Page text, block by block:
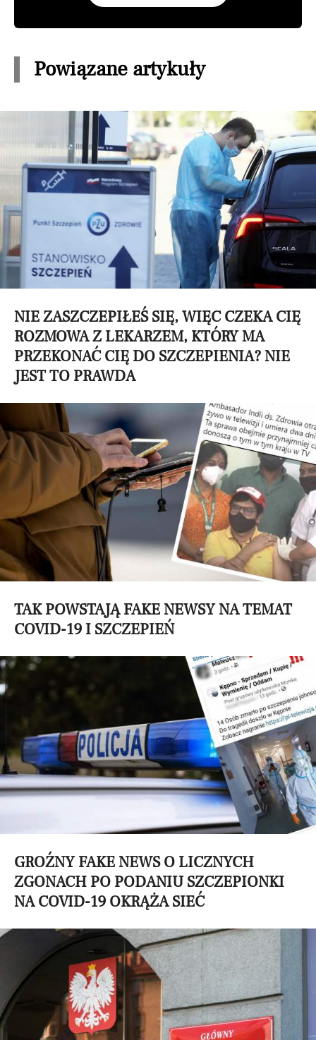
Powiązane artykuły
NIE ZASZCZEPIŁEŚ SIĘ, WIĘC CZEKA CIĘ
ROZMOWA Z LEKARZEM, KTÓRY MA
PRZEKONAĆ CIĘ DO SZCZEPIENIA? NIE
JEST TO PRAWDA
TAK POWSTAJĄ FAKE NEWSY NA TEMAT
COVID-19 I SZCZEPIEŃ
GROŹNY FAKE NEWS O LICZNYCH
ZGONACH PO PODANIU SZCZEPIONKI
NA COVID-19 OKRĄŻA SIEĆ